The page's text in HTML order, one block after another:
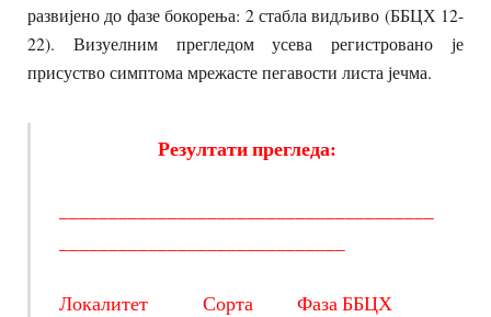
развијено до фазе бокорења: 2 стабла видљиво (ББЦХ 12-
22). Визуелним прегледом усева регистровано је
присуство симптома мрежасте пегавости листа јечма.
Резултати прегледа:
Локалитет Сорта Фаза ББЦХ